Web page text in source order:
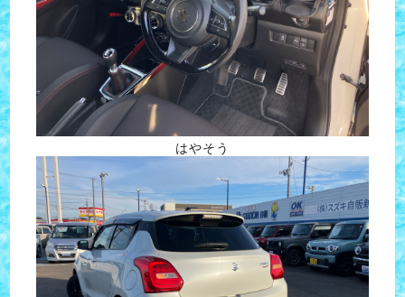
はやそう